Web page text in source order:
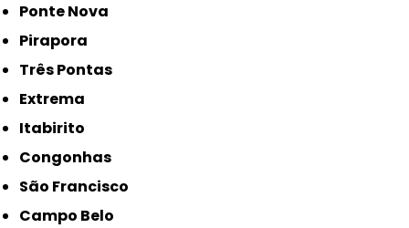
Ponte Nova
Pirapora
Três Pontas
Extrema
Itabirito
Congonhas
São Francisco
Campo Belo